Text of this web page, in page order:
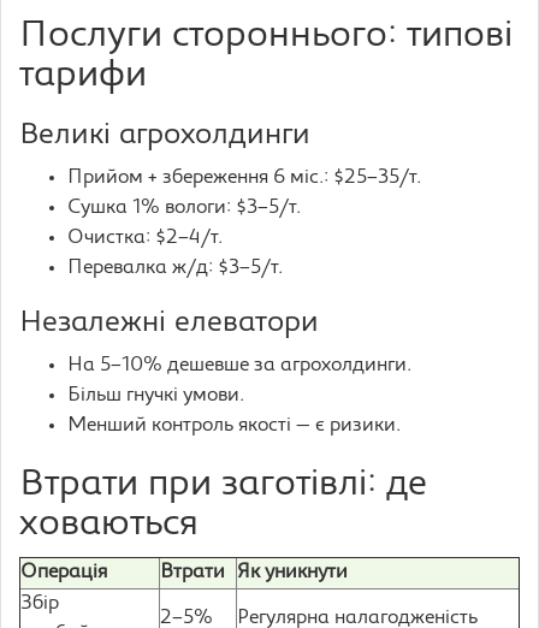
Послуги стороннього: типові
тарифи
Великі агрохолдинги
Прийом + збереження 6 міс.: $25–35/т.
Сушка 1% вологи: $3–5/т.
Очистка: $2–4/т.
Перевалка ж/д: $3–5/т.
Незалежні елеватори
На 5–10% дешевше за агрохолдинги.
Більш гнучкі умови.
Менший контроль якості — є ризики.
Втрати при заготівлі: де
ховаються
Операція Втрати
Як уникнути
Збір
2–5% Регулярна налагодженість